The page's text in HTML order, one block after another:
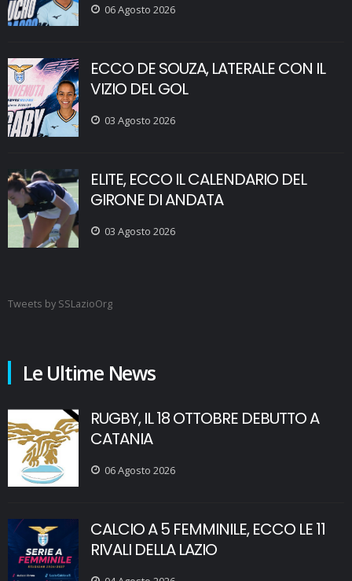
06 Agosto 2026
ECCO DE SOUZA, LATERALE CON IL
VIZIO DEL GOL
03 Agosto 2026
ELITE, ECCO IL CALENDARIO DEL
GIRONE DI ANDATA
03 Agosto 2026
Tweets by SSLazioOrg
Le Ultime News
RUGBY, IL 18 OTTOBRE DEBUTTO A
CATANIA
06 Agosto 2026
CALCIO A 5 FEMMINILE, ECCO LE 11
RIVALI DELLA LAZIO